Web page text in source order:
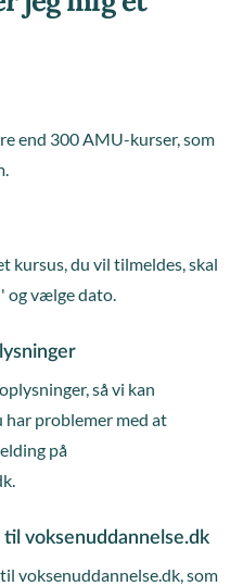
end 300 AMU-kurser, som
kursus, du vil tilmeldes, skal
og vælge dato.
så vi kan
har problemer med at
på
voksenuddannelse.dk
voksenuddannelse.dk, som